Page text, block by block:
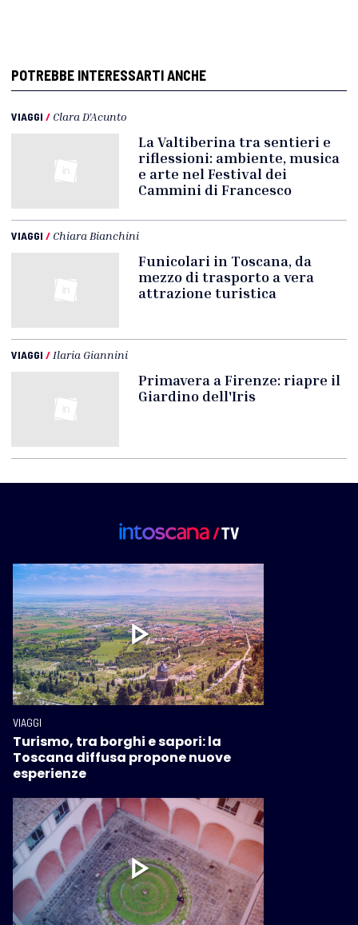
POTREBBE INTERESSARTI ANCHE
VIAGGI / Clara D'Acunto
La Valtiberina tra sentieri e
riflessioni: ambiente, musica
e arte nel Festival dei
Cammini di Francesco
VIAGGI / Chiara Bianchini
Funicolari in Toscana, da
mezzo di trasporto a vera
attrazione turistica
VIAGGI / Ilaria Giannini
Primavera a Firenze: riapre il
Giardino dell'Iris
VIAGGI
Turismo, tra borghi e sapori: la
Toscana diffusa propone nuove
esperienze